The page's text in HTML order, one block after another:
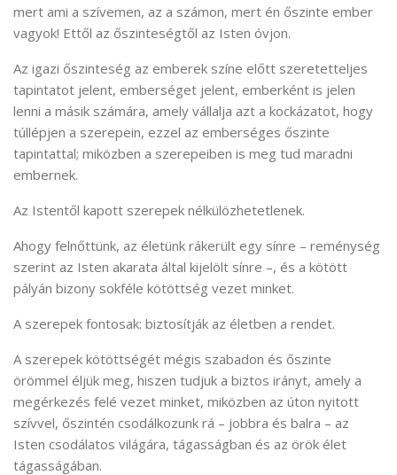
mert ami a szívemen, az a számon, mert én őszinte ember
vagyok! Ettől az őszinteségtől az Isten óvjon.
Az igazi őszinteség az emberek színe előtt szeretetteljes
tapintatot jelent, emberséget jelent, emberként is jelen
lenni a másik számára, amely vállalja azt a kockázatot, hogy
túllépjen a szerepein, ezzel az emberséges őszinte
tapintattal; miközben a szerepeiben is meg tud maradni
embernek.
Az Istentől kapott szerepek nélkülözhetetlenek.
Ahogy felnőttünk, az életünk rákerült egy sínre – reménység
szerint az Isten akarata által kijelölt sínre –, és a kötött
pályán bizony sokféle kötöttség vezet minket.
A szerepek fontosak: biztosítják az életben a rendet.
A szerepek kötöttségét mégis szabadon és őszinte
örömmel éljük meg, hiszen tudjuk a biztos irányt, amely a
megérkezés felé vezet minket, miközben az úton nyitott
szívvel, őszintén csodálkozunk rá – jobbra és balra – az
Isten csodálatos világára, tágasságban és az örök élet
tágasságában.